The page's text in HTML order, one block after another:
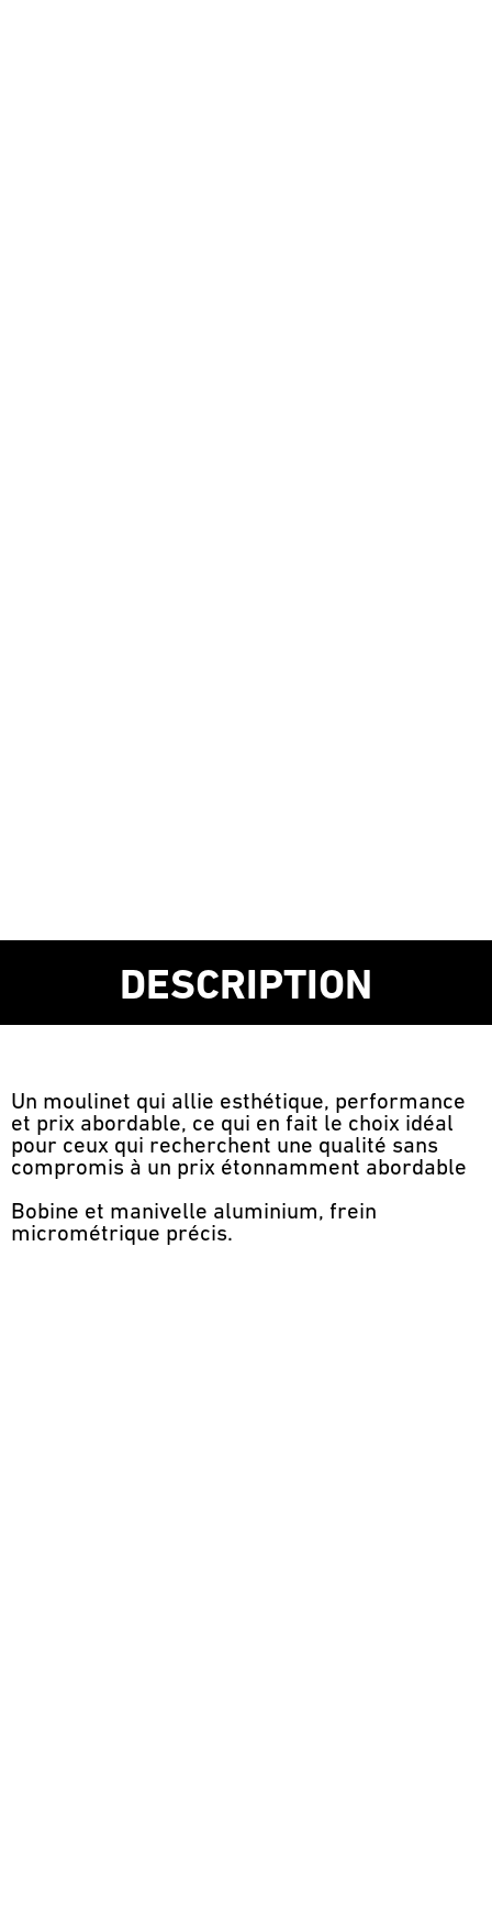
DESCRIPTION
Un moulinet qui allie esthétique, performance
et prix abordable, ce qui en fait le choix idéal
pour ceux qui recherchent une qualité sans
compromis à un prix étonnamment abordable
Bobine et manivelle aluminium, frein
micrométrique précis.